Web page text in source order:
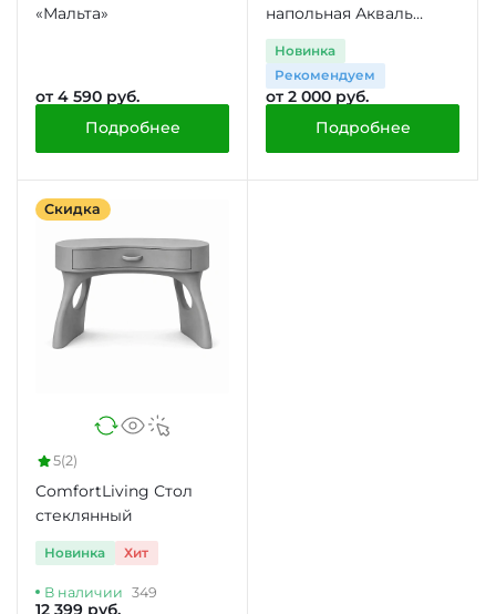
«Мальта»
от 4 590 руб.
Подробнее
напольная Акваль
«Паола»
Новинка
Рекомендуем
от 2 000 руб.
Подробнее
Скидка
5(2)
ComfortLiving Стол
стеклянный
Новинка Хит
В наличии 349
12 399 руб.